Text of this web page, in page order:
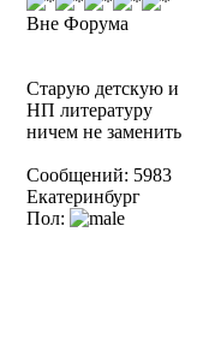
Вне Форума
Старую детскую и
НП литературу
ничем не заменить
Сообщений: 5983
Екатеринбург
Пол: